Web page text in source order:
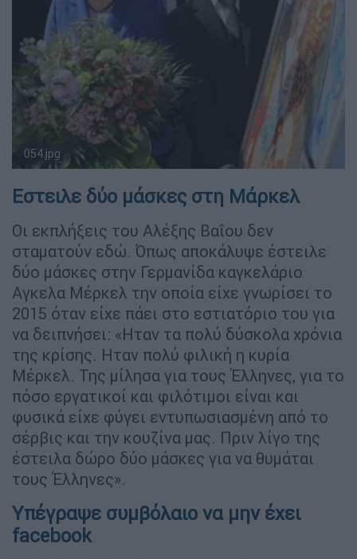
054.jpg
Εστειλε δύο μάσκες στη Μάρκελ
Οι εκπλήξεις του Αλέξης Βαΐου δεν
σταματούν εδώ. Όπως αποκάλυψε έστειλε
δύο μάσκες στην Γερμανίδα καγκελάριο
Αγκελα Μέρκελ την οποία είχε γνωρίσει το
2015 όταν είχε πάει στο εστιατόριο του για
να δειπνήσει: «Ηταν τα πολύ δύσκολα χρόνια
της κρίσης. Ηταν πολύ φιλική η κυρία
Μέρκελ. Της μίλησα για τους Έλληνες, για το
πόσο εργατικοί και φιλότιμοι είναι και
φυσικά είχε φύγει εντυπωσιασμένη από το
σέρβις και την κουζίνα μας. Πριν λίγο της
έστειλα δώρο δύο μάσκες για να θυμάται
τους Έλληνες».
Υπέγραψε συμβόλαιο να μην έχει
facebook